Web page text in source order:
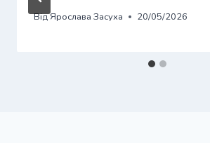
ВідЯрослава Засуха 20/05/2026